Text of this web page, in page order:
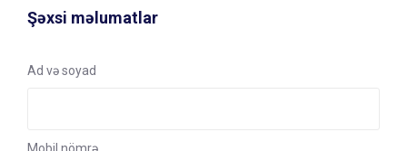
Şəxsi məlumatlar
Ad və soyad